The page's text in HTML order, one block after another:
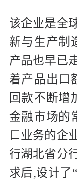
该企业是全
新与生产制
产品也早已
着产品出口
回款不断增
金融市场的
口业务的企
行湖北省分
求后,设计了